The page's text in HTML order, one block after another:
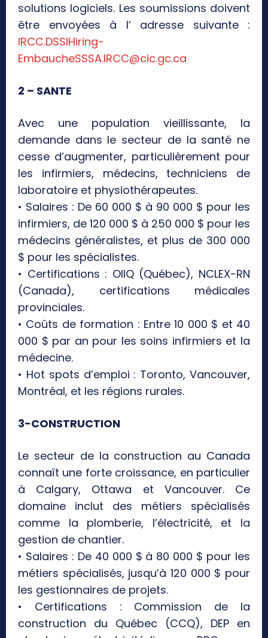
solutions logiciels. Les soumissions doivent
être envoyées à l’ adresse suivante :
IRCC.DSSIHiring-
EmbaucheSSSA.IRCC@cic.gc.ca
2 – SANTE
Avec une population vieillissante, la
demande dans le secteur de la santé ne
cesse d’augmenter, particulièrement pour
les infirmiers, médecins, techniciens de
laboratoire et physiothérapeutes.
• Salaires : De 60 000 $ à 90 000 $ pour les
infirmiers, de 120 000 $ à 250 000 $ pour les
médecins généralistes, et plus de 300 000
$ pour les spécialistes.
• Certifications : OIIQ (Québec), NCLEX-RN
(Canada), certifications médicales
provinciales.
• Coûts de formation : Entre 10 000 $ et 40
000 $ par an pour les soins infirmiers et la
médecine.
• Hot spots d’emploi : Toronto, Vancouver,
Montréal, et les régions rurales.
3-CONSTRUCTION
Le secteur de la construction au Canada
connaît une forte croissance, en particulier
à Calgary, Ottawa et Vancouver. Ce
domaine inclut des métiers spécialisés
comme la plomberie, l’électricité, et la
gestion de chantier.
• Salaires : De 40 000 $ à 80 000 $ pour les
métiers spécialisés, jusqu’à 120 000 $ pour
les gestionnaires de projets.
• Certifications : Commission de la
construction du Québec (CCQ), DEP en